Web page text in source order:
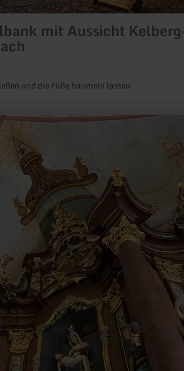
mit Aussicht
und die Füße baumeln lassen.